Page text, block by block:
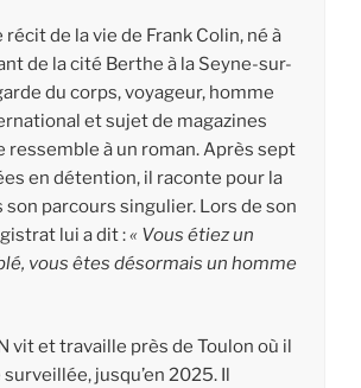
de la vie de Frank Colin, né à
de la cité Berthe à la Seyne-sur-
du corps, voyageur, homme
et sujet de magazines
ressemble à un roman. Après sept
en détention, il raconte pour la
parcours singulier. Lors de son
lui a dit :« Vous étiez un
vous êtes désormais un homme
vit et travaille près de Toulon où il
jusqu’en 2025. Il